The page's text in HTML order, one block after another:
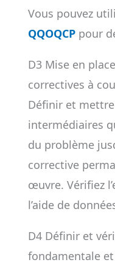
Vous pouvez
QQOQCPpour
D3 Mise en
correctives à
Définir et
intermédiaires
du problème
corrective
œuvre. Vérifiez
l’aide de
D4 Définir et
fondamentale